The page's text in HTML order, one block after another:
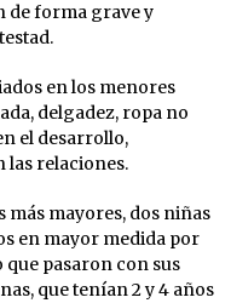
de forma grave y
en los menores
delgadez, ropa no
el desarrollo,
las relaciones.
más mayores, dos niñas
en mayor medida por
que pasaron con sus
que tenían 2 y 4 años